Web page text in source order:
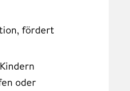
fördert
oder